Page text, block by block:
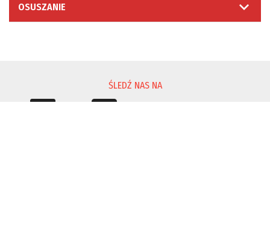
OSUSZANIE
ŚLEDŹ NAS NA